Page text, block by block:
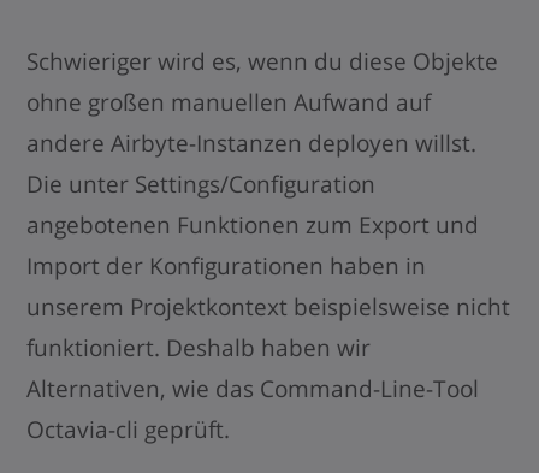
Schwieriger wird es, wenn du diese Objekte
ohne großen manuellen Aufwand auf
andere Airbyte-Instanzen deployen willst.
Die unter Settings/Configuration
angebotenen Funktionen zum Export und
Import der Konfigurationen haben in
unserem Projektkontext beispielsweise nicht
funktioniert. Deshalb haben wir
Alternativen, wie das Command-Line-Tool
Octavia-cli geprüft.